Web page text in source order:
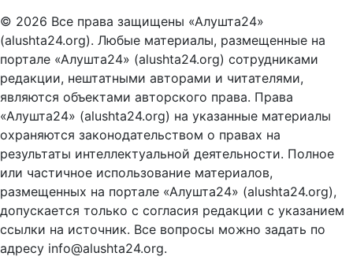
© 2026 Все права защищены «Алушта24»
(alushta24.org). Любые материалы, размещенные на
портале «Алушта24» (alushta24.org) сотрудниками
редакции, нештатными авторами и читателями,
являются объектами авторского права. Права
«Алушта24» (alushta24.org) на указанные материалы
охраняются законодательством о правах на
результаты интеллектуальной деятельности. Полное
или частичное использование материалов,
размещенных на портале «Алушта24» (alushta24.org),
допускается только с согласия редакции с указанием
ссылки на источник. Все вопросы можно задать по
адресу info@alushta24.org.